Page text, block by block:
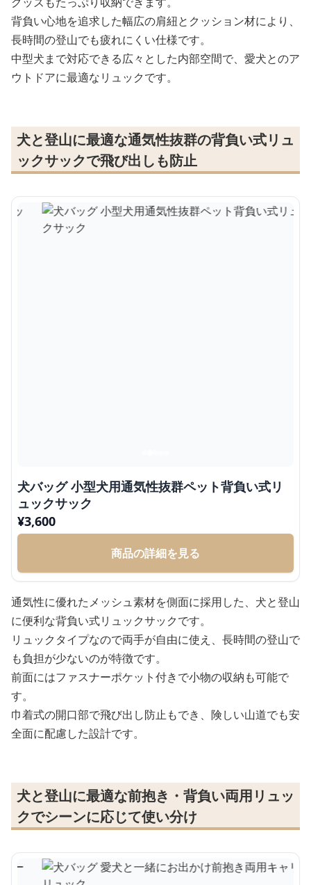
背負い心地を追求した幅広の肩紐とクッション材により、
長時間の登山でも疲れにくい仕様です。
中型犬まで対応できる広々とした内部空間で、愛犬とのア
ウトドアに最適なリュックです。
犬と登山に最適な通気性抜群の背負い式リュ
ックサックで飛び出しも防止
犬バッグ 小型犬用通気性抜群ペット背負い式リ
ュックサック
¥3,600
商品の詳細を見る
通気性に優れたメッシュ素材を側面に採用した、犬と登山
に便利な背負い式リュックサックです。
リュックタイプなので両手が自由に使え、長時間の登山で
も負担が少ないのが特徴です。
前面にはファスナーポケット付きで小物の収納も可能で
す。
巾着式の開口部で飛び出し防止もでき、険しい山道でも安
全面に配慮した設計です。
犬と登山に最適な前抱き・背負い両用リュッ
クでシーンに応じて使い分け